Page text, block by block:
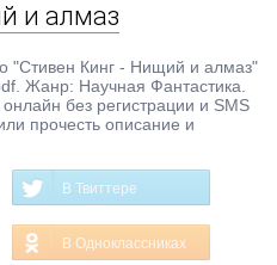
и алмаз
"Стивен Кинг - Нищий и алмаз"
Жанр: Научная Фантастика.
без регистрации и SMS
прочесть описание и
В Твиттере
В Одноклассниках